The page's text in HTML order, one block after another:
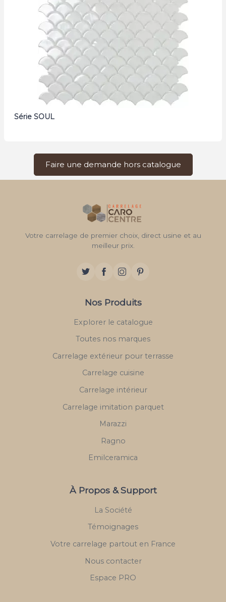
Série SOUL
Faire une demande hors catalogue
Votre carrelage de premier choix, direct usine et au
meilleur prix.
Nos Produits
Explorer le catalogue
Toutes nos marques
Carrelage extérieur pour terrasse
Carrelage cuisine
Carrelage intérieur
Carrelage imitation parquet
Marazzi
Ragno
Emilceramica
À Propos & Support
La Société
Témoignages
Votre carrelage partout en France
Nous contacter
Espace PRO